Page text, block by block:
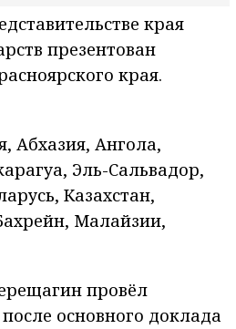
края
презентован
края.
Абхазия, Ангола,
Эль-Сальвадор,
Казахстан,
Малайзии,
провёл
основного доклада